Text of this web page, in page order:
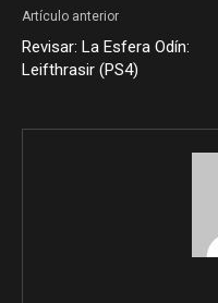
Artículo anterior
Revisar: La Esfera Odín:
Leifthrasir (PS4)